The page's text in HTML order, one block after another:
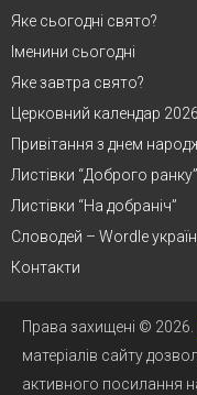
Яке сьогодні свято?
Іменини сьогодні
Яке завтра свято?
Церковний календар 2026
Привітання з днем
Листівки “Доброго ранку”
Листівки “На добраніч”
Словодей – Wordle
Контакти
Права захищені © 2026.
матеріалів сайту
активного посилання